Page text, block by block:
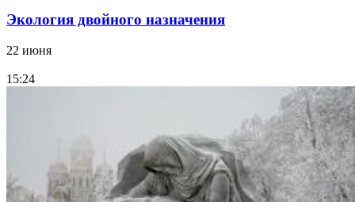
Экология двойного назначения
22 июня
15:24